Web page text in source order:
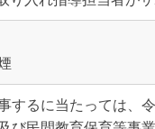
するに当たっては、